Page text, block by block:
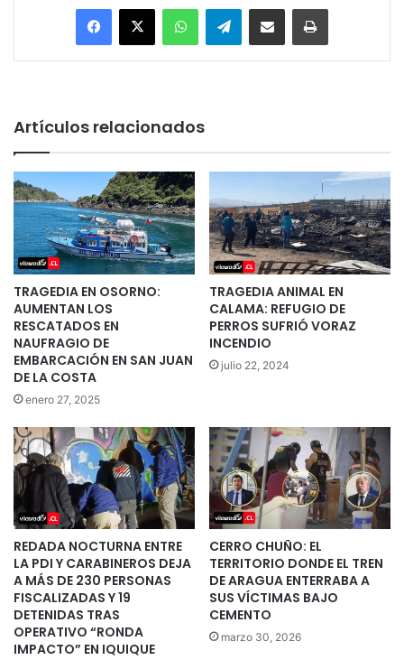
Facebook
X WhatsAppTelegramEnviar vía email Imprimir
Artículos relacionados
TRAGEDIA EN OSORNO:
AUMENTAN LOS
RESCATADOS EN
NAUFRAGIO DE
EMBARCACIÓN EN SAN JUAN
DE LA COSTA
enero 27, 2025
TRAGEDIA ANIMAL EN
CALAMA: REFUGIO DE
PERROS SUFRIÓ VORAZ
INCENDIO
julio 22, 2024
REDADA NOCTURNA ENTRE
LA PDI Y CARABINEROS DEJA
A MÁS DE 230 PERSONAS
FISCALIZADAS Y 19
DETENIDAS TRAS
OPERATIVO “RONDA
IMPACTO” EN IQUIQUE
CERRO CHUÑO: EL
TERRITORIO DONDE EL TREN
DE ARAGUA ENTERRABA A
SUS VÍCTIMAS BAJO
CEMENTO
marzo 30, 2026